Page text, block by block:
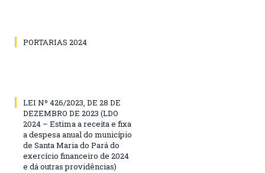
PORTARIAS 2024
LEI Nº 426/2023, DE 28 DE
DEZEMBRO DE 2023 (LDO
2024 – Estima a receita e fixa
a despesa anual do município
de Santa Maria do Pará do
exercício financeiro de 2024
e dá outras providências)